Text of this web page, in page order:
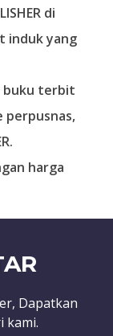
di
induk yang
buku terbit
perpusnas,
harga
Dapatkan
kami.